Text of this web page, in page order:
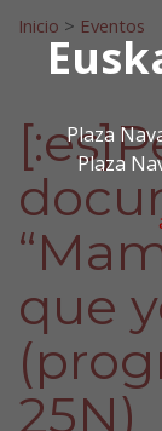
Plaza
Plaza
Bilatu:
Inicio > Eventos
que
25N)